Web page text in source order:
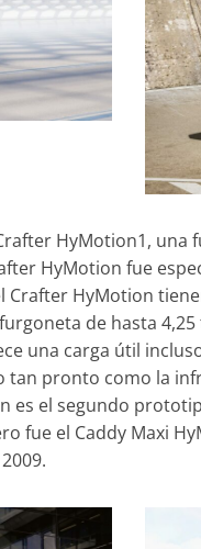
HyMotion1,
HyMotion fue
HyMotion
de hasta
una carga útil
pronto como la
es el segundo
fue el Caddy Maxi
Benz
de seguridad
21 de octubre de 2021